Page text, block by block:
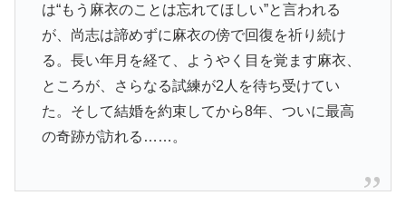
は“もう麻衣のことは忘れてほしい”と言われる
が、尚志は諦めずに麻衣の傍で回復を祈り続け
る。長い年月を経て、ようやく目を覚ます麻衣、
ところが、さらなる試練が2人を待ち受けてい
た。そして結婚を約束してから8年、ついに最高
の奇跡が訪れる……。